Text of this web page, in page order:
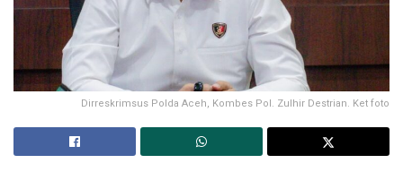
Dirreskrimsus Polda Aceh, Kombes Pol. Zulhir Destrian. Ket foto